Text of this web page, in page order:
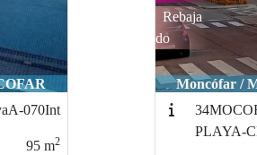
2002-
Moncófar /
Rebaja
do
022INT